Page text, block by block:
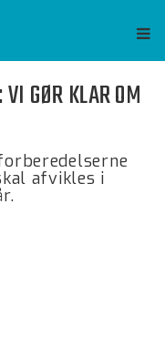
VI GØR KLAR OM
afvikles i